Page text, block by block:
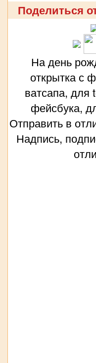
Поделиться
На день
открытка с
ватсапа, для
фейсбука,
Отправить в
Надпись,